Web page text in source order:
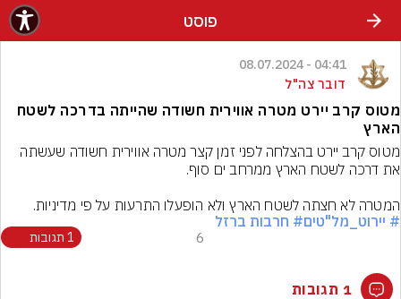
פוסט
04:41 - 08.07.2024
דובר צה"ל
מטוס קרב יירט מטרה אווירית חשודה שהייתה בדרכה לשטח
הארץ
המטרה לא חצתה לשטח הארץ ולא הופעלו התרעות על פי מדיניות.
# יירוט_מל"טים# חרבות ברזל
6 1 תגובות
1 תגובות